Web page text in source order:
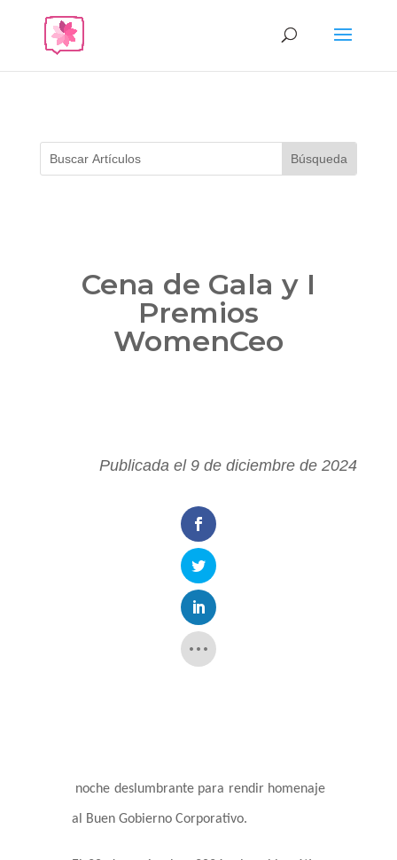
Cena de Gala y I
Premios
WomenCeo
Publicada el 9 de diciembre de 2024
noche deslumbrante para rendir homenaje
al Buen Gobierno Corporativo.